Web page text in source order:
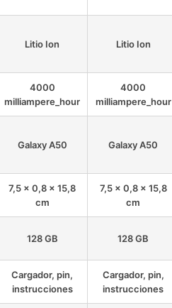
Litio Ion Litio Ion
4000
milliampere_hour
4000
milliampere_hour
Galaxy A50 Galaxy A50
7,5 x 0,8 x 15,8
cm
7,5 x 0,8 x 15,8
cm
128 GB 128 GB
Cargador, pin,
instrucciones
Cargador, pin,
instrucciones